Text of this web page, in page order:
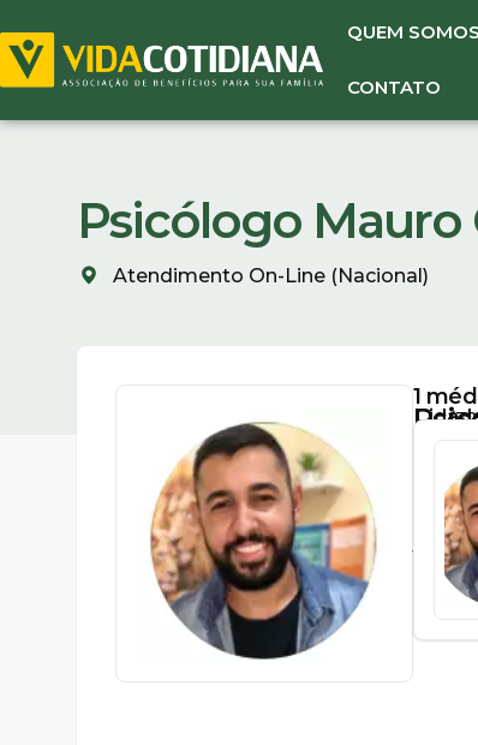
QUEM SOMOS
CONTATO
Psicólogo Mauro
Atendimento On-Line (Nacional)
1